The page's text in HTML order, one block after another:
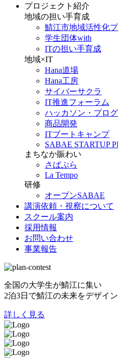
プロジェクト紹介
地域の担い手育成
鯖江市地域活性化
学生団体with
ITの担い手育成
地域×IT
Hana道場
Hana工房
サイバーサクラ
IT推進フォーラム
ハッカソン・プロ
商品開発
ITブートキャンプ
SABAE STARTUP
まちなか賑わい
さばぷら
La Tempo
研修
オープンSABAE
講演依頼・視察について
スクール案内
採用情報
お問い合わせ
事業報告
全国の大学生が鯖江に集い
2泊3日で鯖江の未来をデザイン
詳しく見る